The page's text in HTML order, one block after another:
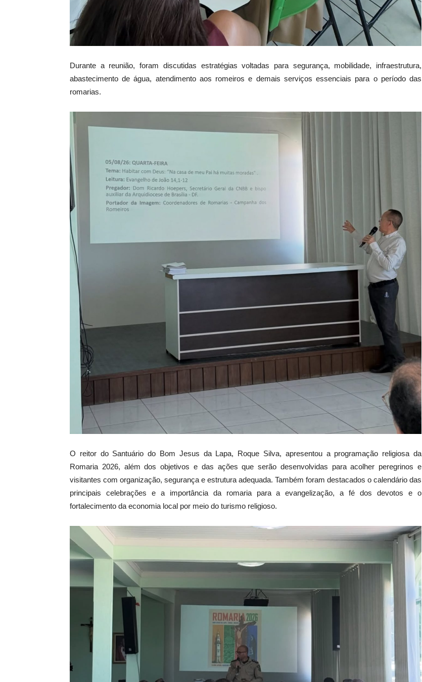
Durante a reunião, foram discutidas estratégias voltadas para segurança, mobilidade, infraestrutura,
abastecimento de água, atendimento aos romeiros e demais serviços essenciais para o período das
romarias.
O reitor do Santuário do Bom Jesus da Lapa, Roque Silva, apresentou a programação religiosa da
Romaria 2026, além dos objetivos e das ações que serão desenvolvidas para acolher peregrinos e
visitantes com organização, segurança e estrutura adequada. Também foram destacados o calendário das
principais celebrações e a importância da romaria para a evangelização, a fé dos devotos e o
fortalecimento da economia local por meio do turismo religioso.